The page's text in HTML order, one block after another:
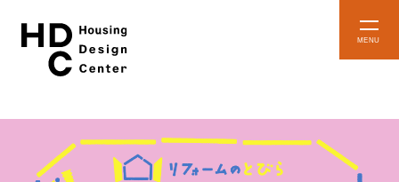
メ
開
本
文
キ